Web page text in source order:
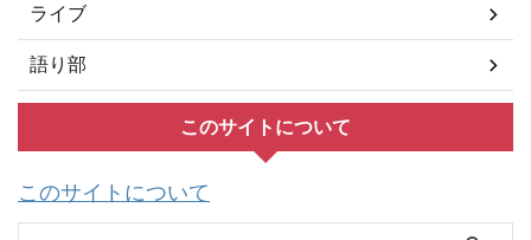
ライブ
語り部
このサイトについて
このサイトについて